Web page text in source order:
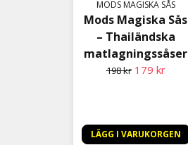
MODS MAGISKA SÅS
Mods Magiska Sås
– Thailändska
matlagningssåser
198 kr 179 kr
LÄGG I VARUKORGEN